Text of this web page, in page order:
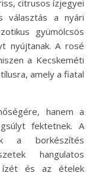
citrusos ízjegyei
választás a nyári
gyümölcsös
nyújtanak. A rosé
a Kecskeméti
amely a fiatal
hanem a
fektetnek. A
a borkészítés
hangulatos
ízét és az ételek